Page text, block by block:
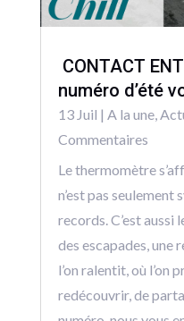
CONTACT
numéro d’été
13 Juil | A la une,
Commentaires
Le thermomètre
n’est pas
records. C’est aussi
des escapades, une
l’on ralentit, où l’on
redécouvrir, de